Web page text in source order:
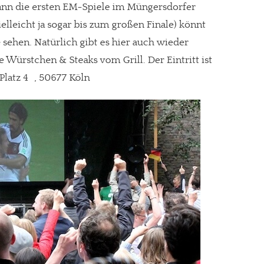
die ersten EM-Spiele im Müngersdorfer
ja sogar bis zum großen Finale) könnt
Natürlich gibt es hier auch wieder
Würstchen & Steaks vom Grill. Der Eintritt ist
4 , 50677 Köln